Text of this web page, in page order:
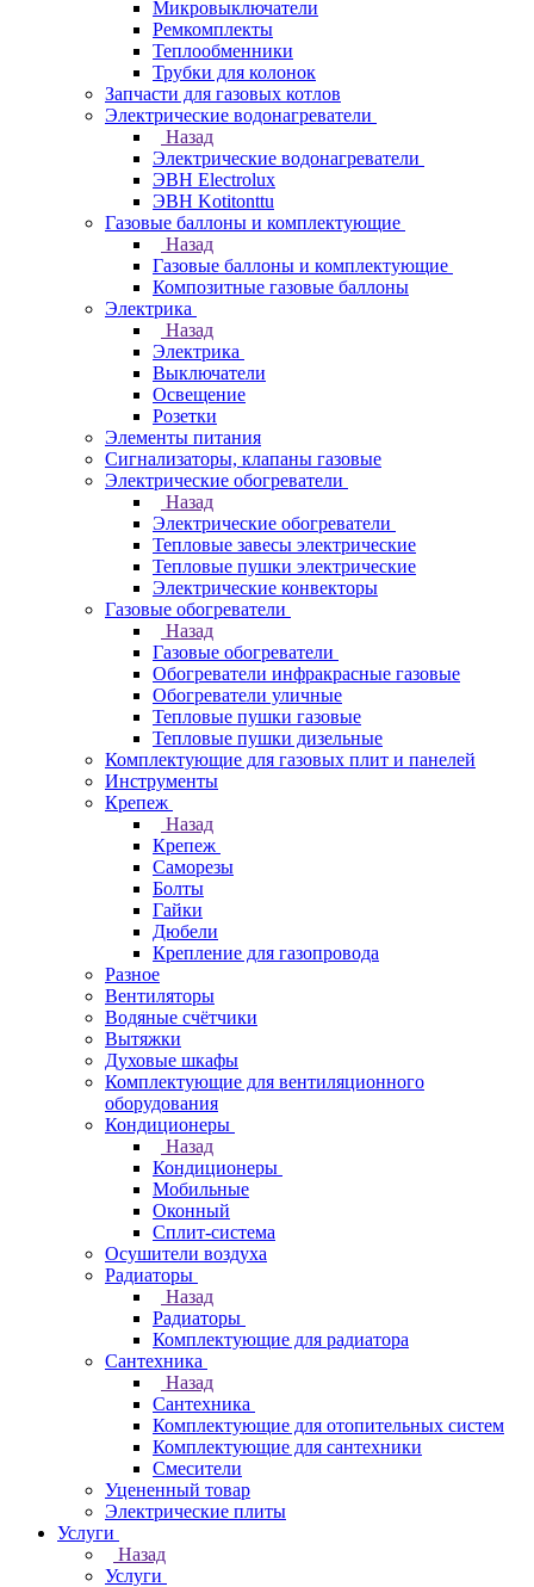
Микровыключатели
Ремкомплекты
Теплообменники
Трубки для колонок
Запчасти для газовых котлов
Электрические водонагреватели
Назад
Электрические водонагреватели
ЭВН Electrolux
ЭВН Kotitonttu
Газовые баллоны и комплектующие
Назад
Газовые баллоны и комплектующие
Композитные газовые баллоны
Электрика
Назад
Электрика
Выключатели
Освещение
Розетки
Элементы питания
Сигнализаторы, клапаны газовые
Электрические обогреватели
Назад
Электрические обогреватели
Тепловые завесы электрические
Тепловые пушки электрические
Электрические конвекторы
Газовые обогреватели
Назад
Газовые обогреватели
Обогреватели инфракрасные газовые
Обогреватели уличные
Тепловые пушки газовые
Тепловые пушки дизельные
Комплектующие для газовых плит и панелей
Инструменты
Крепеж
Назад
Крепеж
Саморезы
Болты
Гайки
Дюбели
Крепление для газопровода
Разное
Вентиляторы
Водяные счётчики
Вытяжки
Духовые шкафы
Комплектующие для вентиляционного
оборудования
Кондиционеры
Назад
Кондиционеры
Мобильные
Оконный
Сплит-система
Осушители воздуха
Радиаторы
Назад
Радиаторы
Комплектующие для радиатора
Сантехника
Назад
Сантехника
Комплектующие для отопительных систем
Комплектующие для сантехники
Смесители
Уцененный товар
Электрические плиты
Услуги
Назад
Услуги